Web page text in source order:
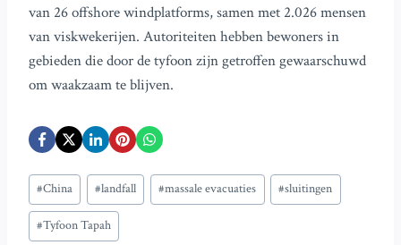
van 26 offshore windplatforms, samen met 2.026 mensen
van viskwekerijen. Autoriteiten hebben bewoners in
gebieden die door de tyfoon zijn getroffen gewaarschuwd
om waakzaam te blijven.
Bericht
tags:
#China #landfall #massale evacuaties #sluitingen
#Tyfoon Tapah